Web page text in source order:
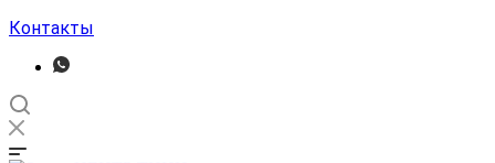
Контакты